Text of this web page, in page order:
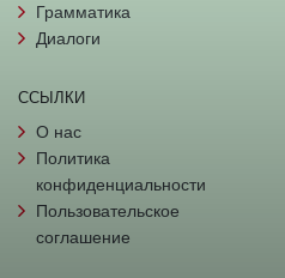
Грамматика
Диалоги
ССЫЛКИ
О нас
Политика
конфиденциальности
Пользовательское
соглашение